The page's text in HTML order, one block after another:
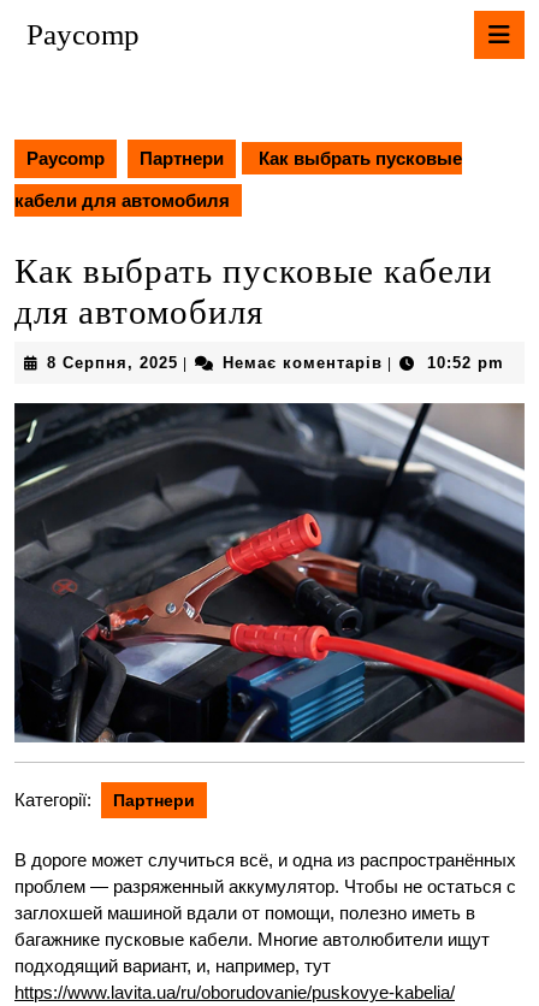
Paycomp
Paycomp Партнери Как выбрать пусковые
кабели для автомобиля
Как выбрать пусковые кабели
для автомобиля
8 Серпня, 2025 8
2025
Немає коментарів 10:52 pm
Категорії: Партнери
В дороге может случиться всё, и одна из распространённых
проблем — разряженный аккумулятор. Чтобы не остаться с
заглохшей машиной вдали от помощи, полезно иметь в
багажнике пусковые кабели. Многие автолюбители ищут
подходящий вариант, и, например, тут
https://www.lavita.ua/ru/oborudovanie/puskovye-kabelia/